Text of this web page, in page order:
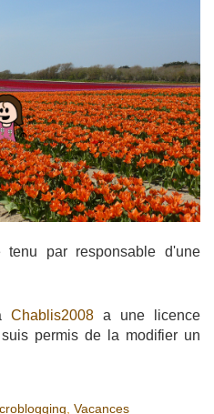
par responsable d'une
Chablis2008 a une licence
permis de la modifier un
Vacances